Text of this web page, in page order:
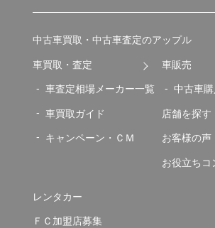
中古車買取・中古車査定のアップル
車買取・査定
車査定相場メーカー一覧
車買取ガイド
キャンペーン・ＣＭ
車販売
中古車
店舗を探す
お客様の声
お役立ちコ
レンタカー
ＦＣ加盟店募集